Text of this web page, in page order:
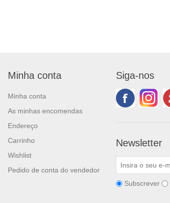
Minha conta
Minha conta
As minhas encomendas
Endereço
Carrinho
Wishlist
Pedido de conta do vendedor
Siga-nos
Newsletter
Subscrever